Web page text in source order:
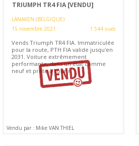
TRIUMPH TR4 FIA[VENDU]
LANAKEN (BELGIQUE)
15 novembre 2021
1 544 vues
Vends Triumph TR4 FIA. Immatriculée
pour la route, PTH FIA valide jusqu'en
2031. Voiture extrêmement
performante, dans un état comme
neuf et prête à courir.
Vendu par : Mike VAN THIEL